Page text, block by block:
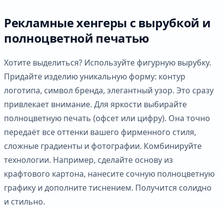
Рекламные хенгеры с вырубкой и
полноцветной печатью
Хотите выделиться? Используйте фигурную вырубку.
Придайте изделию уникальную форму: контур
логотипа, символ бренда, элегантный узор. Это сразу
привлекает внимание. Для яркости выбирайте
полноцветную печать (офсет или цифру). Она точно
передаёт все оттенки вашего фирменного стиля,
сложные градиенты и фотографии. Комбинируйте
технологии. Например, сделайте основу из
крафтового картона, нанесите сочную полноцветную
графику и дополните тиснением. Получится солидно
и стильно.